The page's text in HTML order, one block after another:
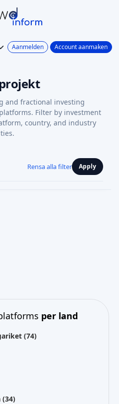
Aanmelden Account aanmaken
and fractional investing
Filter by investment
country, and industry
Rensa alla filter Apply
per land
(74)
(34)